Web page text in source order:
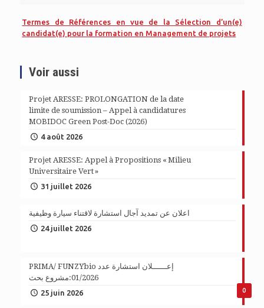
Termes de Références en vue de la Sélection d’un(e)
candidat(e) pour la formation en Management de projets
Voir aussi
Projet ARESSE: PROLONGATION de la date
limite de soumission – Appel à candidatures
MOBIDOC Green Post-Doc (2026)
4 août 2026
Projet ARESSE: Appel à Propositions « Milieu
Universitaire Vert »
31 juillet 2026
اعلان عن تمديد آجال استشارة لاقتناء سيارة وظيفية
24 juillet 2026
0
PRIMA/ FUNZYbio إعــــــلان استشارة عدد
01/2026:مشروع بحث
25 juin 2026